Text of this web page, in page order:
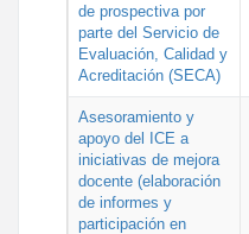
de prospectiva por
parte del Servicio de
Evaluación, Calidad y
Acreditación (SECA)
Asesoramiento y
apoyo del ICE a
iniciativas de mejora
docente (elaboración
de informes y
participación en